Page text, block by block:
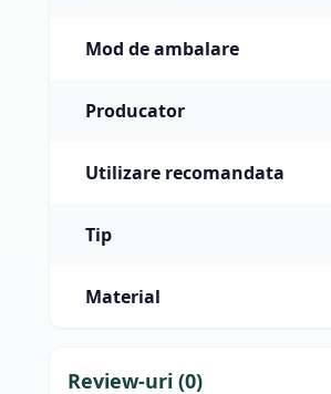
Mod de ambalare
Producator
Utilizare recomandata
Tip
Material
Review-uri (0)